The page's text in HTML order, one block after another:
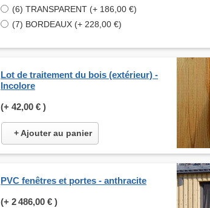
(6) TRANSPARENT (+ 186,00 €)
(7) BORDEAUX (+ 228,00 €)
Lot de traitement du bois (extérieur) -
Incolore
(+ 42,00 € )
+ Ajouter au panier
PVC fenêtres et portes - anthracite
(+ 2 486,00 € )